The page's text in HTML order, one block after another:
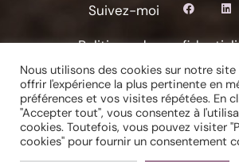
Copyright © 2026 Christelle Lorant
Politique de
Suivez-moi
Site web développé par
Nous utilisons des cookies sur notre
offrir l'expérience la plus pertinente en
préférences et vos visites répétées. En
"Accepter tout", vous consentez à
cookies. Toutefois, vous pouvez visiter
cookies" pour fournir un consentement